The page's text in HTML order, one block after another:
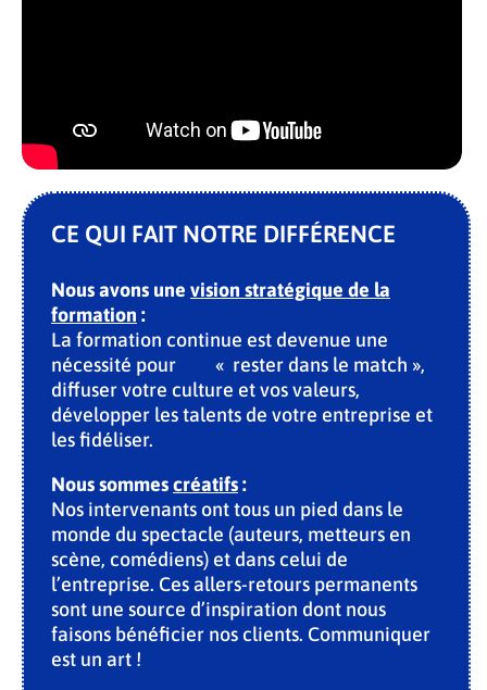
CE QUI FAIT NOTRE DIFFÉRENCE
Nous avons une vision stratégique de la
formation :
La formation continue est devenue une
nécessité pour « rester dans le match »,
diffuser votre culture et vos valeurs,
développer les talents de votre entreprise et
les fidéliser.
Nous sommescréatifs:
Nos intervenants ont tous un pied dans le
monde du spectacle (auteurs, metteurs en
scène, comédiens) et dans celui de
l’entreprise. Ces allers-retours permanents
sont une source d’inspiration dont nous
faisons bénéficier nos clients. Communiquer
est un art !